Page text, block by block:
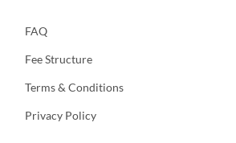
FAQ
Fee Structure
Terms & Conditions
Privacy Policy